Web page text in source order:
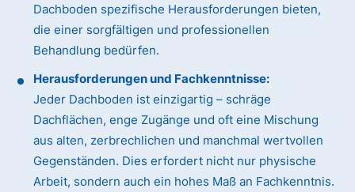
Dachboden spezifische Herausforderungen bieten,
die einer sorgfältigen und professionellen
Behandlung bedürfen.
Herausforderungen und Fachkenntnisse:
Jeder Dachboden ist einzigartig – schräge
Dachflächen, enge Zugänge und oft eine Mischung
aus alten, zerbrechlichen und manchmal wertvollen
Gegenständen. Dies erfordert nicht nur physische
Arbeit, sondern auch ein hohes Maß an Fachkenntnis.